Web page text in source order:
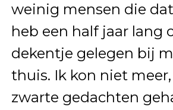
weinig mensen die
heb een half jaar lang
dekentje gelegen bij
thuis. Ik kon niet
zwarte gedachten